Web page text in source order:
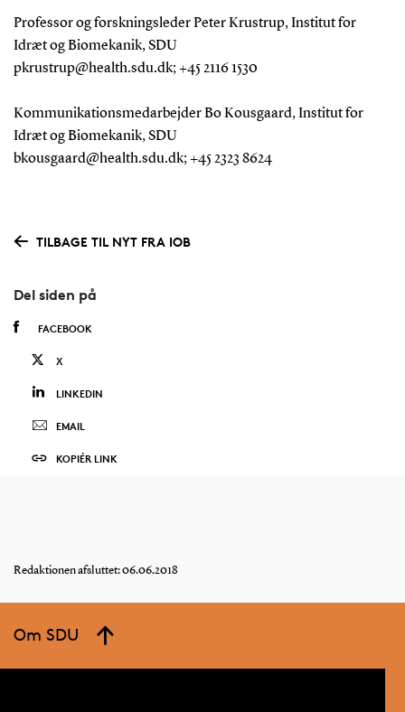
Professor og forskningsleder Peter Krustrup, Institut for
Idræt og Biomekanik, SDU
pkrustrup@health.sdu.dk; +45 2116 1530
Kommunikationsmedarbejder Bo Kousgaard, Institut for
Idræt og Biomekanik, SDU
bkousgaard@health.sdu.dk; +45 2323 8624
TILBAGE TIL NYT FRA IOB
Del siden på
FACEBOOK
X
LINKEDIN
EMAIL
KOPIÉR LINK
Redaktionen afsluttet: 06.06.2018
Om SDU